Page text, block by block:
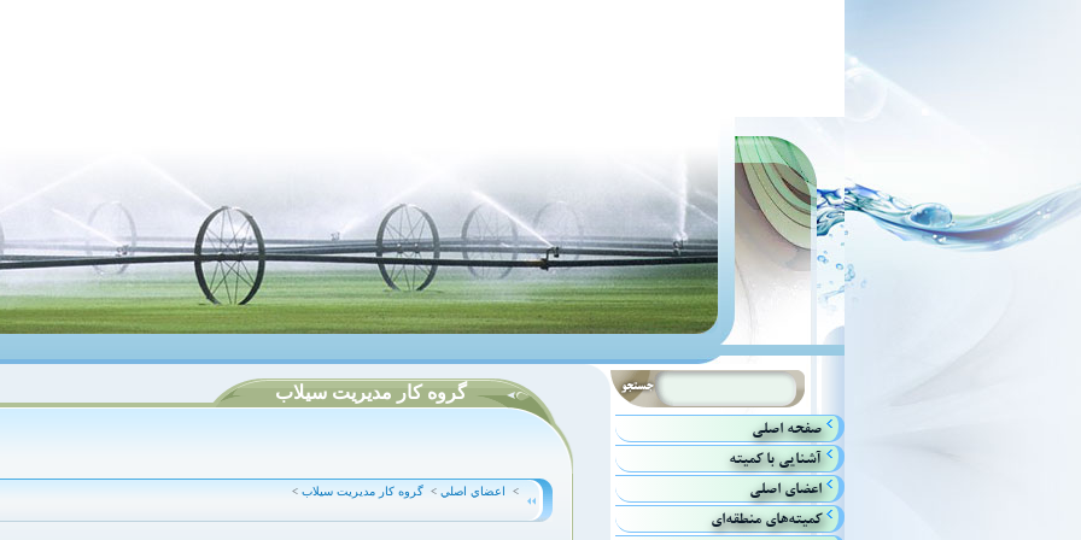
گروه کار مدیریت سیلاب
< گروه کار مدیریت سیلاب < اعضاي اصلي <
صفحه اصلي
آشنايي با كميته
اعضاي اصلي
كميته‌هاي منطقه‌اي